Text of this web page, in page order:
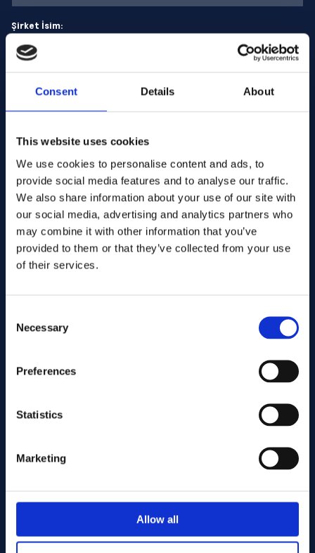
Consent Details About
This website uses cookies
We use cookies to personalise content and ads, to
provide social media features and to analyse our traffic.
We also share information about your use of our site with
our social media, advertising and analytics partners who
may combine it with other information that you’ve
provided to them or that they’ve collected from your use
of their services.
Selection
Necessary
Preferences
Statistics
Marketing
Allow all
Şirket İsim:
Mesajınız
Associerade produkter